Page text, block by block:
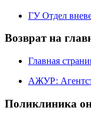
ГУ Отдел
Возврат на
Главная
АЖУР:
Поликлиника